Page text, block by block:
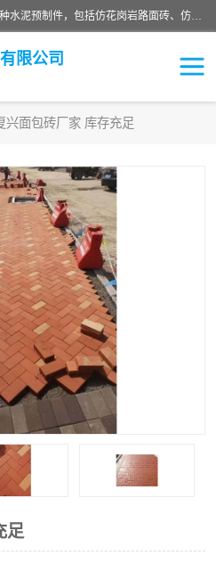
邯郸市宝满建材有限公司专业生产各种水泥预制件，包括仿花岗岩路面砖、仿花岗岩人行道砖、仿花岗岩路侧石、烧结砖、植草砖、码头砖连锁块、仿花岗岩路侧石、沙井盖、水泥盖板等各种水泥制品
限公司
兴面包砖厂家 库存充足
足
混凝土路沿石
便道砖
盲道砖
pc仿石砖